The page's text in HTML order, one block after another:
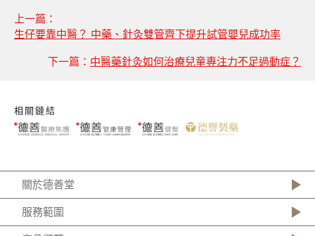
上一篇：
生仔要靠中醫？ 中藥、針灸雙管齊下提升試管嬰兒成功率
下一篇： 中醫藥針灸如何治療兒童專注力不足過動症？
相關鏈結
關於德善堂
服務範圍